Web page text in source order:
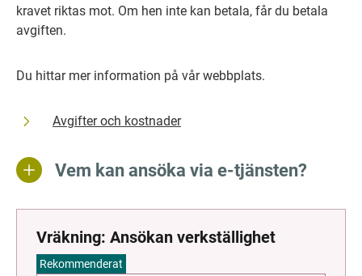
kravet riktas mot. Om hen inte kan betala, får du betala
avgiften.
Du hittar mer information på vår webbplats.
Avgifter och kostnader
Vem kan ansöka via e-tjänsten?
Vräkning: Ansökan verkställighet
Rekommenderat